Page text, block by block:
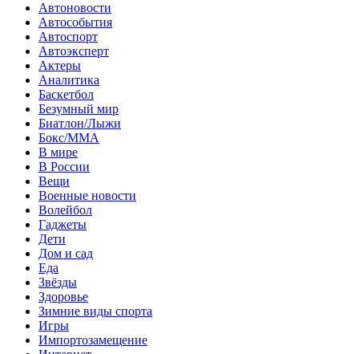
Автоновости
Автособытия
Автоспорт
Автоэксперт
Актеры
Аналитика
Баскетбол
Безумный мир
Биатлон/Лыжи
Бокс/MMA
В мире
В России
Вещи
Военные новости
Волейбол
Гаджеты
Дети
Дом и сад
Еда
Звёзды
Здоровье
Зимние виды спорта
Игры
Импортозамещение